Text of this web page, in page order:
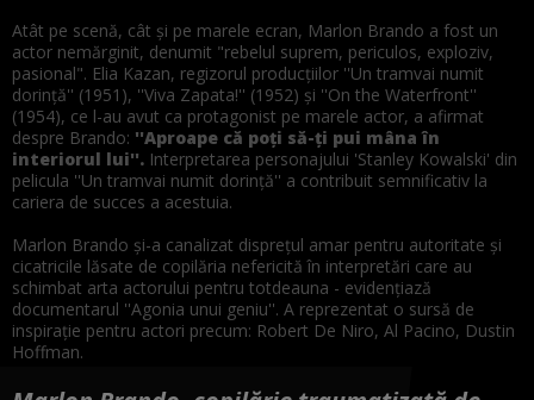
Atât pe scenă, cât şi pe marele ecran, Marlon Brando a fost un
actor nemărginit, denumit "rebelul suprem, periculos, exploziv,
pasional". Elia Kazan, regizorul producţiilor ''Un tramvai numit
dorinţă'' (1951), ''Viva Zapata!'' (1952) şi ''On the Waterfront''
(1954), ce l-au avut ca protagonist pe marele actor, a afirmat
despre Brando: ''Aproape că poţi să-ţi pui mâna în
interiorul lui''. Interpretarea personajului 'Stanley Kowalski' din
pelicula ''Un tramvai numit dorinţă'' a contribuit semnificativ la
cariera de succes a acestuia.
Marlon Brando şi-a canalizat dispreţul amar pentru autoritate şi
cicatricile lăsate de copilăria nefericită în interpretări care au
schimbat arta actorului pentru totdeauna - evidenţiază
documentarul ''Agonia unui geniu''. A reprezentat o sursă de
inspiraţie pentru actori precum: Robert De Niro, Al Pacino, Dustin
Hoffman.